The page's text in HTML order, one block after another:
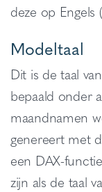
deze op Engels
Modeltaal
Dit is de taal
bepaald onder
maandnamen
genereert met
een DAX-
zijn als de taal